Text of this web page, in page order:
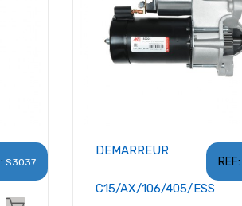
S3037 REF:
DEMARREUR
C15/AX/106/405/ESS